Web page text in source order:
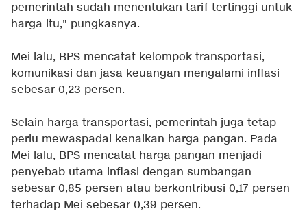
pemerintah sudah menentukan tarif tertinggi untuk
harga itu," pungkasnya.
Mei lalu, BPS mencatat kelompok transportasi,
komunikasi dan jasa keuangan mengalami inflasi
sebesar 0,23 persen.
Selain harga transportasi, pemerintah juga tetap
perlu mewaspadai kenaikan harga pangan. Pada
Mei lalu, BPS mencatat harga pangan menjadi
penyebab utama inflasi dengan sumbangan
sebesar 0,85 persen atau berkontribusi 0,17 persen
terhadap Mei sebesar 0,39 persen.